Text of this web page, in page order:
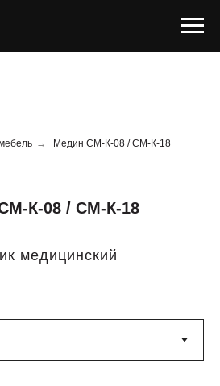
→ Медин СМ-К-08 / СМ-К-18
К-08 / СМ-К-18
медицинский